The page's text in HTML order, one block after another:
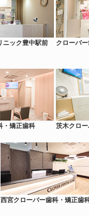
ニック豊中駅前
クローバ
・矯正歯科 茨木クロ
西宮クローバー歯科・矯正歯